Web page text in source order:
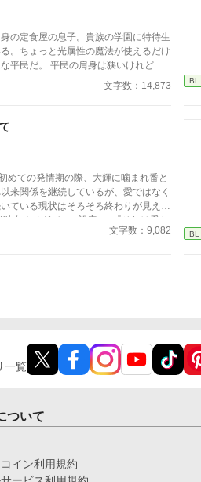
なります。
の定食屋の息子。貴族の学園に特待生
。ちょっと光属性の魔法が使えるだけ
平民だ。 平民の肩身は狭いけれど、
んできた所。 真面目に勉強を
のに、何故か公爵令嬢に目をつけられ
文字数：14,873 BL
めての発情期の際、大輝に噛まれ番と
来関係を継続しているが、愛ではなく
ている現状はそろそろ終わりが見えて
独自オメガバース設定。■『それは愛か
世界設定です。関係は一切なし。
文字数：9,082 BL
一覧
ついて
イン利用規約